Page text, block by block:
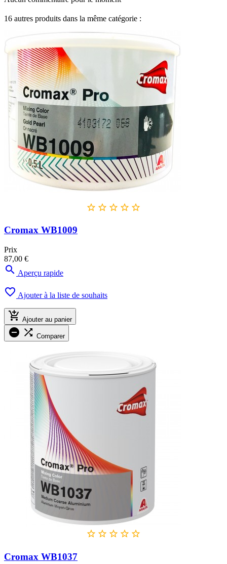
16 autres produits dans la même catégorie :
    
Cromax WB1009
Prix
87,00 €
 Aperçu rapide
 Ajouter à la liste de souhaits
 Ajouter au panier
  Comparer
    
Cromax WB1037